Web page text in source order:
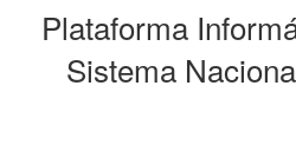
Plataforma
Sistema